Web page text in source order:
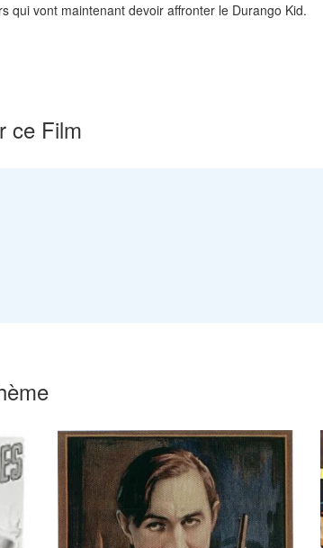
qui vont maintenant devoir affronter le Durango Kid.
ce Film